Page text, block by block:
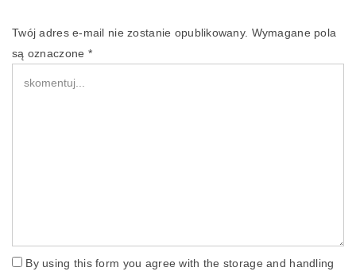
Twój adres e-mail nie zostanie opublikowany. Wymagane pola
są oznaczone *
By using this form you agree with the storage and handling